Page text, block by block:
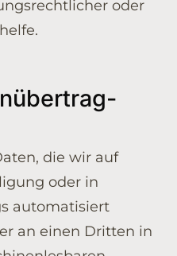
oder
die wir auf
oder in
automatisiert
an einen Dritten in